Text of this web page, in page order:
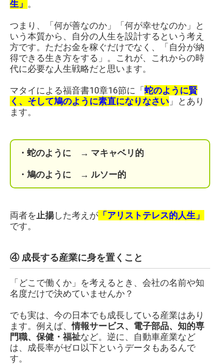
生」 。
つまり、「何が善なのか」「何が幸せなのか」と
いう本質から、自分の人生を設計するという考え
方です。ただお金を稼ぐだけでなく、「自分が納
得できる生き方をする」。これが、これからの時
代に必要な人生戦略だと思います。
マタイによる福音書10章16節に「蛇のように賢
く、そして鳩のように素直になりなさい 」とあり
ます。
・蛇のように → マキャベリ的
・鳩のように → ルソー的
両者を 止揚した考えが 「アリストテレス的人生」
です。
④ 成長する産業に身を置くこと
「どこで働くか」を考えるとき、会社の名前や知
名度だけで決めていませんか？
でも実は、今の日本でも成長している産業はあり
ます。例えば、情報サービス、電子部品、知的専
門職、保健・福祉など。逆に、自動車産業など
は、成長率がゼロ以下というデータもあるんで
す。